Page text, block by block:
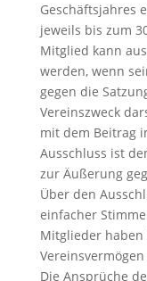
Geschäftsjahres
jeweils bis zum
Mitglied kann
werden, wenn
gegen die
Vereinszweck
mit dem Beitrag
Ausschluss ist
zur Äußerung
Über den
einfacher
Mitglieder
Die Ansprüche